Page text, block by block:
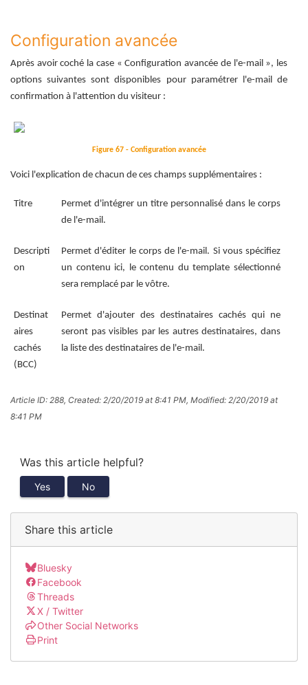
Configuration avancée
Après avoir coché la case « Configuration avancée de l'e-mail », les
options suivantes sont disponibles pour paramétrer l'e-mail de
confirmation à l'attention du visiteur :
Figure 67 - Configuration avancée
Voici l'explication de chacun de ces champs supplémentaires :
Titre
Permet d'intégrer un titre personnalisé dans le corps
de l'e-mail.
Descripti
on
Permet d'éditer le corps de l'e-mail. Si vous spécifiez
un contenu ici, le contenu du template sélectionné
sera remplacé par le vôtre.
Destinat
aires
cachés
(BCC)
Permet d'ajouter des destinataires cachés qui ne
seront pas visibles par les autres destinataires, dans
la liste des destinataires de l'e-mail.
Article ID: 288, Created: 2/20/2019 at 8:41 PM, Modified: 2/20/2019 at
8:41 PM
Was this article helpful?
Yes No
Share this article
Bluesky
Facebook
Threads
X / Twitter
Other Social Networks
Print